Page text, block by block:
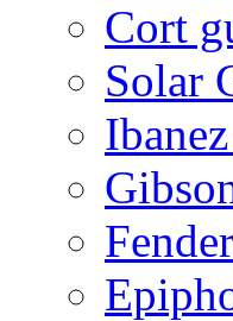
Cort
Solar